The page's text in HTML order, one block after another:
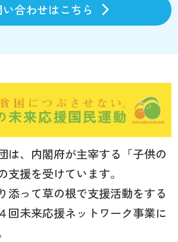
い合わせはこちら
は、内閣府が主宰する「子供の
支援を受けています。
添って草の根で支援活動をする
回未来応援ネットワーク事業に